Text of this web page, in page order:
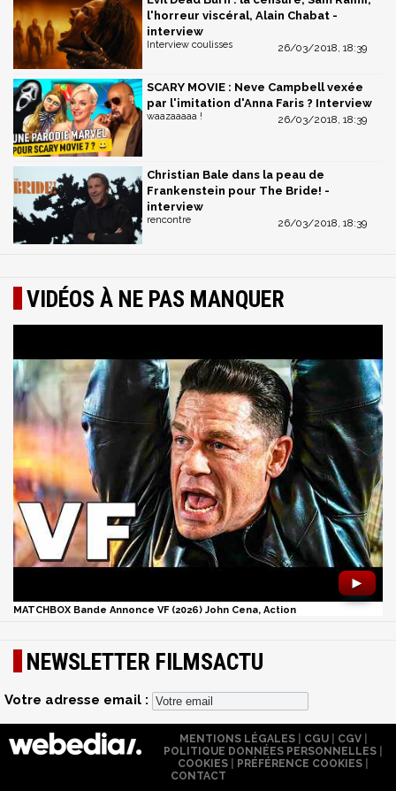
l'horreur viscéral, Alain Chabat -
interview
26/03/2018, 18:39
Interview coulisses
SCARY MOVIE : Neve Campbell vexée
par l'imitation d'Anna Faris ? Interview
26/03/2018, 18:39
waazaaaaa !
Christian Bale dans la peau de
Frankenstein pour The Bride! -
interview
26/03/2018, 18:39
rencontre
VIDÉOS À NE PAS MANQUER
►
MATCHBOX Bande Annonce VF (2026) John Cena, Action
NEWSLETTER FILMSACTU
Votre adresse email :
MENTIONS LÉGALES| CGU| CGV|
POLITIQUE DONNÉES PERSONNELLES
COOKIES
PRÉFÉRENCE COOKIES
CONTACT